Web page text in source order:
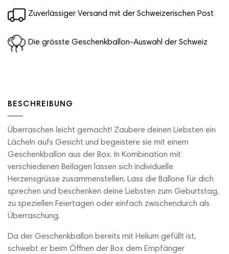
Zuverlässiger Versand mit der Schweizerischen Post
Die grösste Geschenkballon-Auswahl der Schweiz
BESCHREIBUNG
Überraschen leicht gemacht! Zaubere deinen Liebsten ein
Lächeln aufs Gesicht und begeistere sie mit einem
Geschenkballon aus der Box. In Kombination mit
verschiedenen Beilagen lassen sich individuelle
Herzensgrüsse zusammenstellen. Lass die Ballone für dich
sprechen und beschenken deine Liebsten zum Geburtstag,
zu speziellen Feiertagen oder einfach zwischendurch als
Überraschung.
Da der Geschenkballon bereits mit Helium gefüllt ist,
schwebt er beim Öffnen der Box dem Empfänger